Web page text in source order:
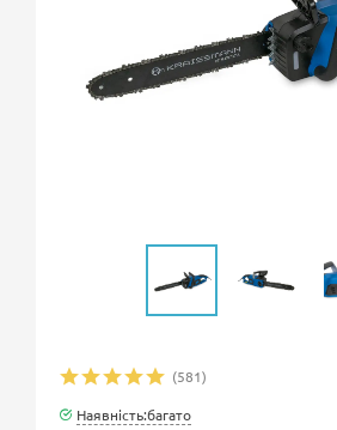
(581)
Наявність:багато